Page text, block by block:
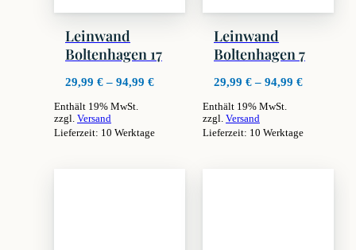
Leinwand
Boltenhagen 17
29,99 € – 94,99 €Preisspanne:
Enthält 19% MwSt.
zzgl. Versand
Lieferzeit: 10 Werktage
Leinwand
Boltenhagen 7
29,99 € – 94,99 €
Enthält 19% MwSt.
zzgl. Versand
Lieferzeit: 10 Werktage